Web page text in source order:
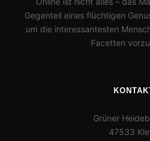
Gegenteil eines flüchtigen
um die interessantesten
Facetten
Grüner
47533